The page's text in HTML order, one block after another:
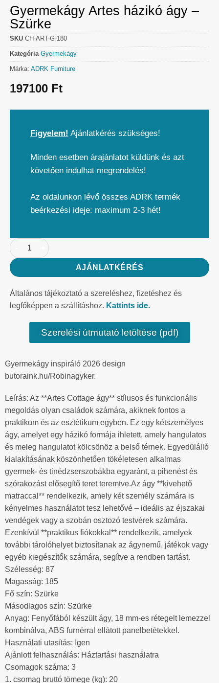
Gyermekágy Artes házikó ágy –
Szürke
SKU CH-ART-G-180
Kategória Gyermekágy
Márka: ADRK Furniture
197100 Ft
Figyelem! Ajánlatkérés szükséges!
Minden esetben árajánlatot küldünk és azt
követően indulhat megrendelés!
Az oldalunkon lévő összes ADRK termék
beérkezési ideje: maximum 2-3 hét!
AJÁNLATKÉRÉS
Általános tájékoztató a szereléshez, fizetéshez és
legfőképpen a szállításhoz. Kattints ide.
Szerelési útmutató letöltése (pdf)
Gyermekágy inspiráló 2026 design
butoraink.hu/Robinagyker.
Leírás: Az **Artes Cottage ágy** stílusos és funkcionális
megoldás olyan családok számára, akiknek fontos a
praktikum és az esztétikum egyben. Ez egy kétszemélyes
ágy, amelyet egy házikó formája ihletett, amely hangulatos
és meleg hangulatot kölcsönöz a belső térnek. Egyedülálló
kialakításának köszönhetően tökéletesen alkalmas
gyermek- és tinédzserszobákba egyaránt, a pihenést és
szórakozást elősegítő teret teremtve.Az ágy **kivehető
matraccal** rendelkezik, amely két személy számára is
kényelmes használatot tesz lehetővé – ideális az éjszakai
vendégek vagy a szobán osztozó testvérek számára.
Ezenkívül **praktikus fiókokkal** rendelkezik, amelyek
további tárolóhelyet biztosítanak az ágynemű, játékok vagy
egyéb kiegészítők számára, segítve a rendben tartást.
Szélesség: 87
Magasság: 185
Fő szín: Szürke
Másodlagos szín: Szürke
Anyag: Fenyőfából készült ágy, 18 mm-es rétegelt lemezzel
kombinálva, ABS furnérral ellátott panelbetétekkel.
Használati utasítás: Igen
Ajánlott felhasználás: Háztartási használatra
Csomagok száma: 3
1. csomag bruttó tömege (kg): 20